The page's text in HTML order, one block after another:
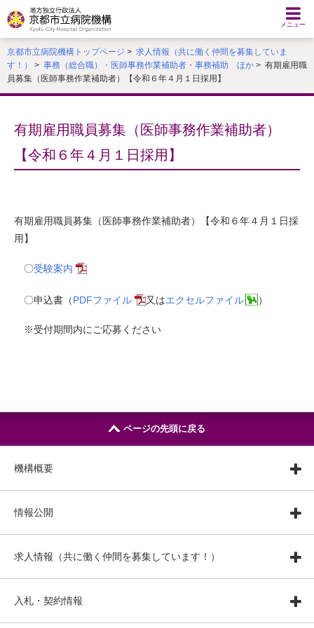
文
へ
移
す
る
メニュー
京都市立病院機構トップページ > 求人情報（共に働く仲間を募集していま
す！）
> 事務（総合職）・医師事務作業補助者・事務補助 ほか > 有期雇用職
員募集（医師事務作業補助者）【令和６年４月１日採用】
有期雇用職員募集（医師事務作業補助者）
【令和６年４月１日採用】
有期雇用職員募集（医師事務作業補助者）【令和６年４月１日採
用】
〇受験案内
〇申込書（PDFファイル 又はエクセルファイル ）
※受付期間内にご応募ください
ページの先頭に戻る
機構概要
情報公開
求人情報（共に働く仲間を募集しています！）
入札・契約情報